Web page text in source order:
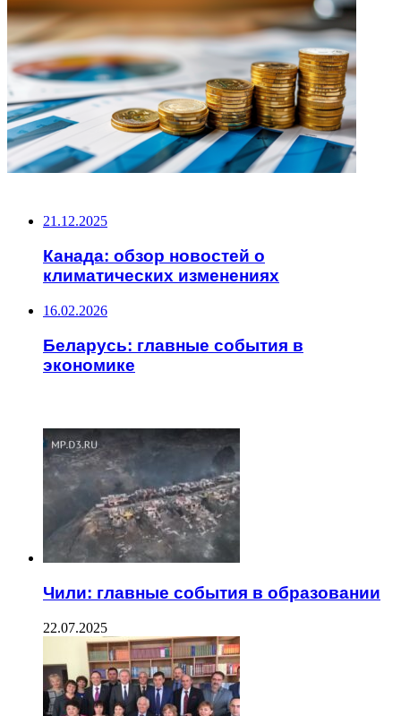
21.12.2025
Канада: обзор новостей о
климатических изменениях
16.02.2026
Беларусь: главные события в
экономике
Чили: главные события в образовании
22.07.2025